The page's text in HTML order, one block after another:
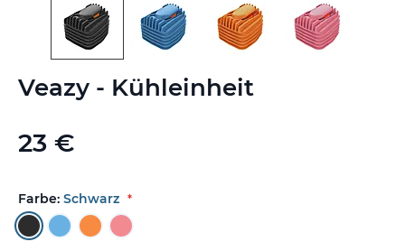
Veazy - Kühleinheit
23 €
Farbe: Schwarz
Anfang
springen